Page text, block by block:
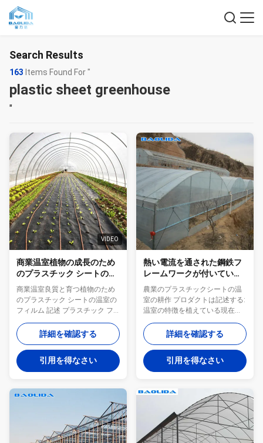
Search Results
163 Items Found For "
plastic sheet greenhouse
"
VIDEO
商業温室植物の成長のため
のプラスチック シートの温
室のフィルム
商業温室良質と育つ植物のため
のプラスチック シートの温室の
フィルム 記述 プラスチック フ
ィルムのトンネルの温室は簡単
であり、耕作または育成ののた
めの実用的な装置組み立てるこ
とは容易使用すること便利であ
る。トンネルの温室は野菜、フ
ルーツおよび花の耕作で広く利
は出力を上げ、自然災害に抵抗
する適した照明、湿気および温
度の状態を提供できる。それは
準備先または後方に持って来る
ことができ、準備および要求の
詳細を確認する
引用を得なさい
熱い電流を通された鋼鉄フ
レームワークが付いている
農業のプラスチックシート
の温室
農業のプラスチックシートの温
室の耕作 プロダクトは記述する:
温室の特徴を植えている現在の
穀物のために私達の温室のほと
んどは強い雪の抵抗、低い建設
費、よい経済的な利点となさ
れ、ファン、水カーテンとそし
て適した、さまざまな穀物を植
えるために高い機械化取付け
くいは鋼管に電流を通した 熱い
電流を通された鋼鉄フレームワ
ーク、塗られる亜鉛 温室はタイ
プを溶接しないすべての接続さ
れた部品、接続される。 下記の
詳細を確認する
引用を得なさい